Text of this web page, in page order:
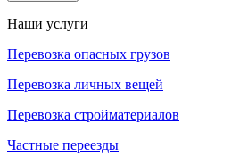
Наши услуги
Перевозка опасных грузов
Перевозка личных вещей
Перевозка стройматериалов
Частные переезды